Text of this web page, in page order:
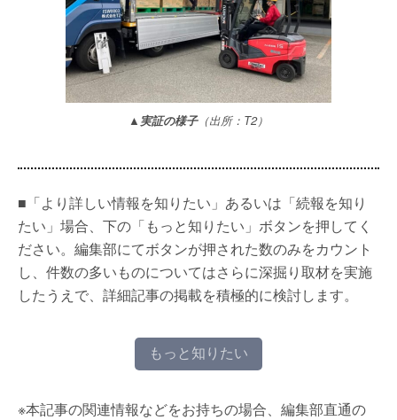
▲実証の様子（出所：T2）
■「より詳しい情報を知りたい」あるいは「続報を知り
たい」場合、下の「もっと知りたい」ボタンを押してく
ださい。編集部にてボタンが押された数のみをカウント
し、件数の多いものについてはさらに深掘り取材を実施
したうえで、詳細記事の掲載を積極的に検討します。
もっと知りたい
※本記事の関連情報などをお持ちの場合、編集部直通の